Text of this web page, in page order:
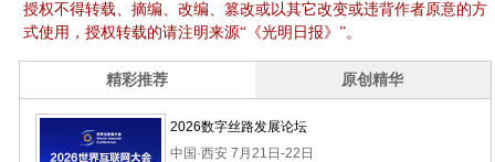
授权不得转载、摘编、改编、篡改或以其它改变或违背作者原意的方
式使用，授权转载的请注明来源“《光明日报》”。